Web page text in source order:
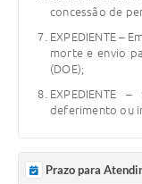
concessão de
EXPEDIENTE –
morte e envio
(DOE);
EXPEDIENTE
deferimento ou
Prazo para